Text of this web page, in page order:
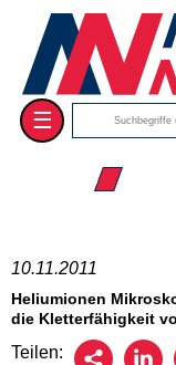
☰
☰ 2011
10.11.2011
Heliumionen
die Kletterfähigkeit
Teilen: